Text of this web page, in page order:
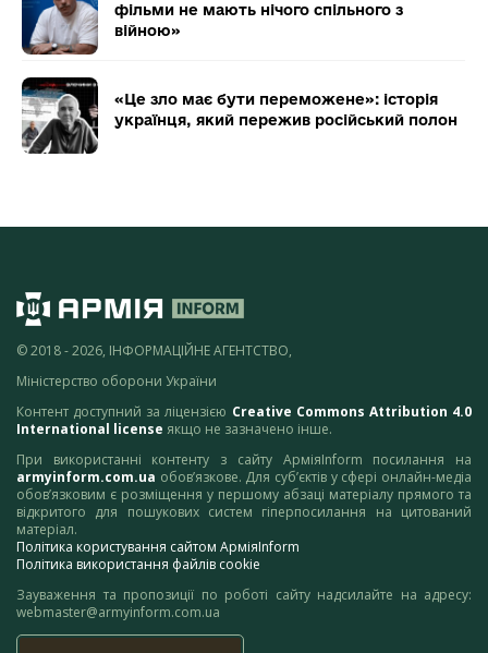
фільми не мають нічого спільного з
війною»
«Це зло має бути переможене»: історія
українця, який пережив російський полон
© 2018 - 2026, ІНФОРМАЦІЙНЕ АГЕНТСТВО,
Міністерство оборони України
Контент доступний за ліцензією Creative Commons Attribution 4.0
International license якщо не зазначено інше.
При використанні контенту з сайту АрміяInform посилання на
armyinform.com.ua обов’язкове. Для суб’єктів у сфері онлайн-медіа
обов’язковим є розміщення у першому абзаці матеріалу прямого та
відкритого для пошукових систем гіперпосилання на цитований
матеріал.
Політика користування сайтом АрміяInform
Політика використання файлів cookie
Зауваження та пропозиції по роботі сайту надсилайте на адресу:
webmaster@armyinform.com.ua